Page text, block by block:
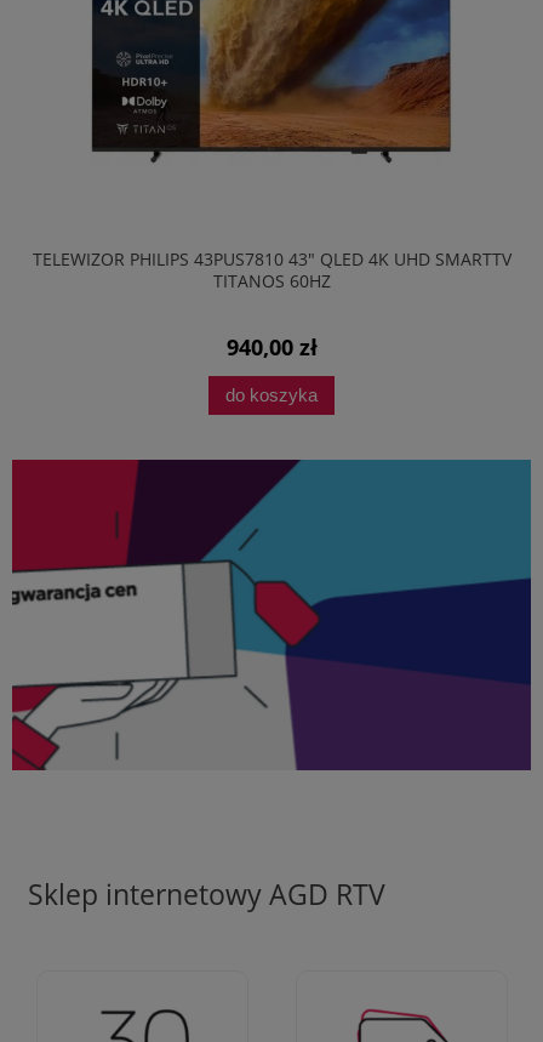
TELEWIZOR PHILIPS 43PUS7810 43" QLED 4K UHD SMARTTV
TITANOS 60HZ
940,00 zł
do koszyka
Sklep internetowy AGD RTV